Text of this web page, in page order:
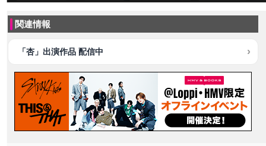
関連情報
「杏」出演作品 配信中